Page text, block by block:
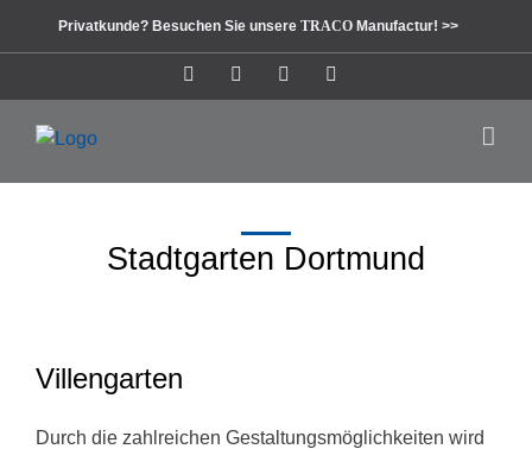
Privatkunde? Besuchen Sie unsere TRACO Manufactur! >>
InstagramFacebookPinterest
Stadtgarten Dortmund
Villengarten
Durch die zahlreichen Gestaltungsmöglichkeiten wird